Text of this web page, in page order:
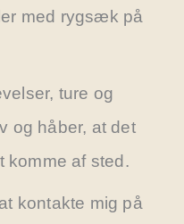
med rygsæk på
ture og
og håber, at det
komme af sted.
kontakte mig på